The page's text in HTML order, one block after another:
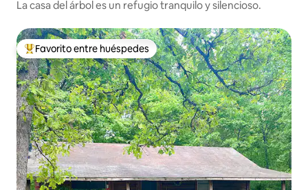
La casa del árbol es un refugio tranquilo y silencioso.
Favorito entre los huéspedes más destacados
Favorito entre huéspedes